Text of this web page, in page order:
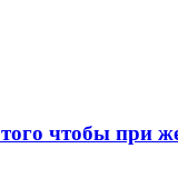
чтобы при